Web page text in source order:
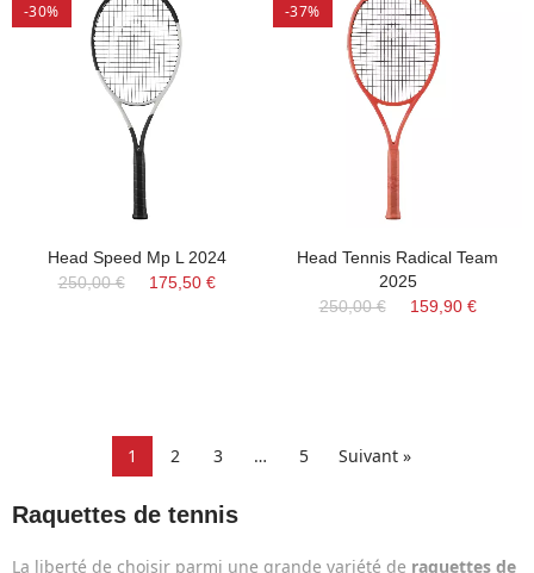
-30%
Head Speed Mp L 2024
250,00 €
175,50 €
-37%
Head Tennis Radical Team
2025
250,00 €
159,90 €
1 2 3 … 5 Suivant »
Raquettes de tennis
La liberté de choisir parmi une grande variété de raquettes de